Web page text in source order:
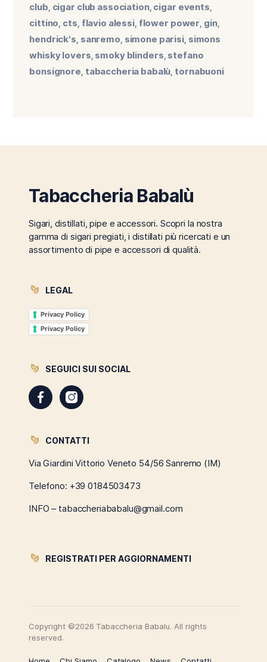
club cigar club association, cigar events
cittino cts flavio alessi, flower power gin,
hendrick's sanremo simone parisi, simons
whisky lovers smoky blinders stefano
bonsignore tabaccheria babalù tornabuoni
Tabaccheria Babalù
Sigari, distillati, pipe e accessori. Scopri la nostra
gamma di sigari pregiati, i distillati più ricercati e un
assortimento di pipe e accessori di qualità.
LEGAL
Privacy Policy
Privacy Policy
SEGUICI SUI SOCIAL
CONTATTI
Via Giardini Vittorio Veneto 54/56 Sanremo (IM)
Telefono: +39 0184503473
INFO – tabaccheriababalu@gmail.com
REGISTRATI PER AGGIORNAMENTI
Copyright ©2026 Tabaccheria Babalu. All rights
reserved.